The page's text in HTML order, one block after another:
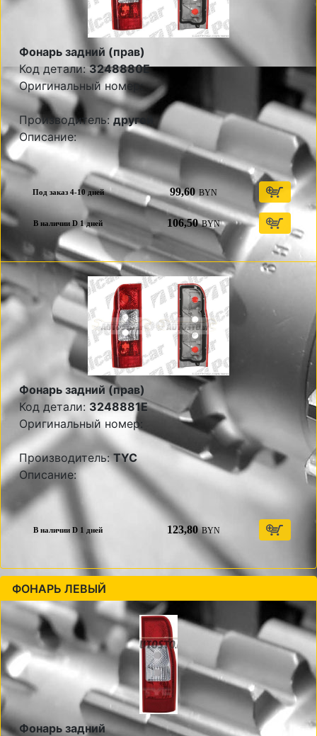
Фонарь задний (прав)
Код детали:3248880E
Оригинальный номер:
Производитель: другой
Описание:
Под заказ 4-10 дней 99,60 BYN
В наличии D 1 дней 106,50 BYN
Фонарь задний (прав)
Код детали: 3248881E
Оригинальный номер:
Производитель:TYC
Описание:
В наличии D 1 дней 123,80 BYN
ФОНАРЬ ЛЕВЫЙ
Фонарь задний